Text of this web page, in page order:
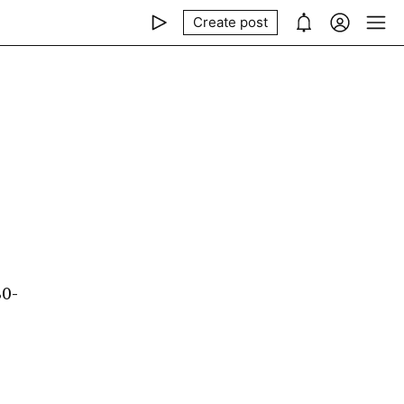
Create post